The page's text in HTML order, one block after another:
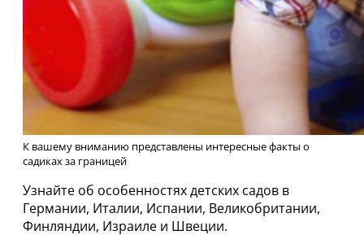
К вашему вниманию представлены интересные факты о
садиках за границей
Узнайте об особенностях детских садов в
Германии, Италии, Испании, Великобритании,
Финляндии, Израиле и Швеции.